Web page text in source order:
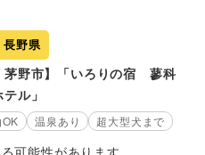
長野県
茅野市】「いろりの宿 蓼科
ル」
温泉あり 超大型犬まで